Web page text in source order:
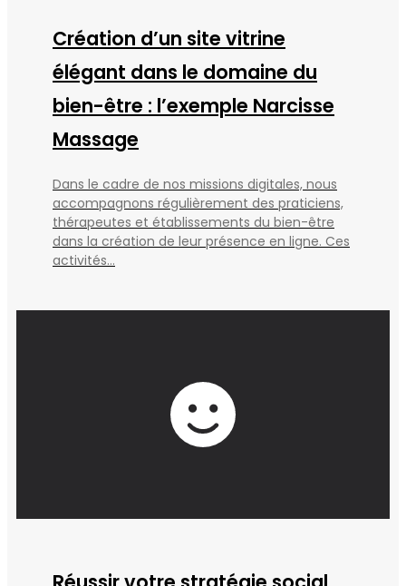
Création d’un site vitrine
élégant dans le domaine du
bien-être : l’exemple Narcisse
Massage
Dans le cadre de nos missions digitales, nous
accompagnons régulièrement des praticiens,
thérapeutes et établissements du bien-être
dans la création de leur présence en ligne. Ces
activités...